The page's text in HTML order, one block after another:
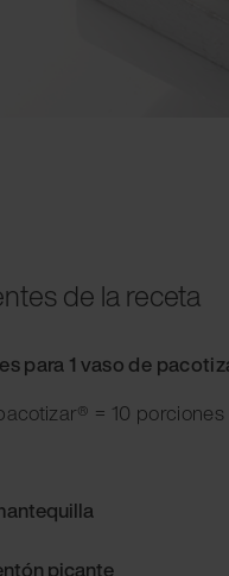
de la receta
para 1 vaso de
= 10 porciones
picante